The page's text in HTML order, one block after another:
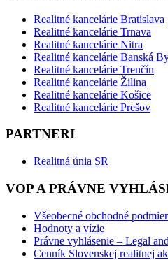
Realitné kancelárie Bratislava
Realitné kancelárie Trnava
Realitné kancelárie Nitra
Realitné kancelárie Banská
Realitné kancelárie Trenčín
Realitné kancelárie Žilina
Realitné kancelárie Košice
Realitné kancelárie Prešov
PARTNERI
Realitná únia SR
VOP A PRÁVNE
Všeobecné obchodné
Hodnoty a vízie
Právne vyhlásenie – Legal
Cenník Slovenskej realitnej